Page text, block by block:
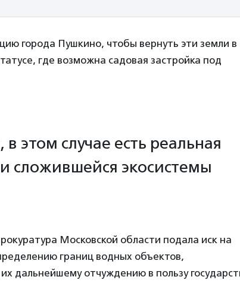
города Пушкино, чтобы вернуть эти земли в
где возможна садовая застройка под
этом случае есть реальная
сложившейся экосистемы
Московской области подала иск на
границ водных объектов,
дальнейшему отчуждению в пользу